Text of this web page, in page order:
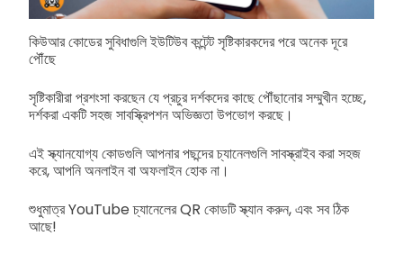
কিউআর কোডের সুবিধাগুলি ইউটিউব কন্টেন্ট সৃষ্টিকারকদের পরে অনেক দূরে
পৌঁছে
সৃষ্টিকারীরা প্রশংসা করছেন যে প্রচুর দর্শকদের কাছে পৌঁছানোর সম্মুখীন হচ্ছে,
দর্শকরা একটি সহজ সাবস্ক্রিপশন অভিজ্ঞতা উপভোগ করছে।
এই স্ক্যানযোগ্য কোডগুলি আপনার পছন্দের চ্যানেলগুলি সাবস্ক্রাইব করা সহজ
করে, আপনি অনলাইন বা অফলাইন হোক না।
শুধুমাত্র YouTube চ্যানেলের QR কোডটি স্ক্যান করুন, এবং সব ঠিক
আছে!